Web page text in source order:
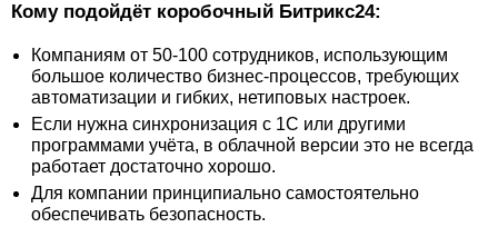
Кому подойдёт коробочный Битрикс24:
Компаниям от 50-100 сотрудников, использующим
большое количество бизнес-процессов, требующих
автоматизации и гибких, нетиповых настроек.
Если нужна синхронизация с 1С или другими
программами учёта, в облачной версии это не всегда
работает достаточно хорошо.
Для компании принципиально самостоятельно
обеспечивать безопасность.